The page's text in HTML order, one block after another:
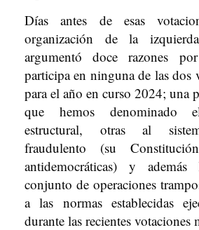
Días antes de esas
organización de la
argumentó doce razones
participa en ninguna de las dos
para el año en curso 2024; una
que hemos denominado
estructural, otras al
fraudulento (su
antidemocráticas) y
conjunto de operaciones
a las normas establecidas
durante las recientes votaciones